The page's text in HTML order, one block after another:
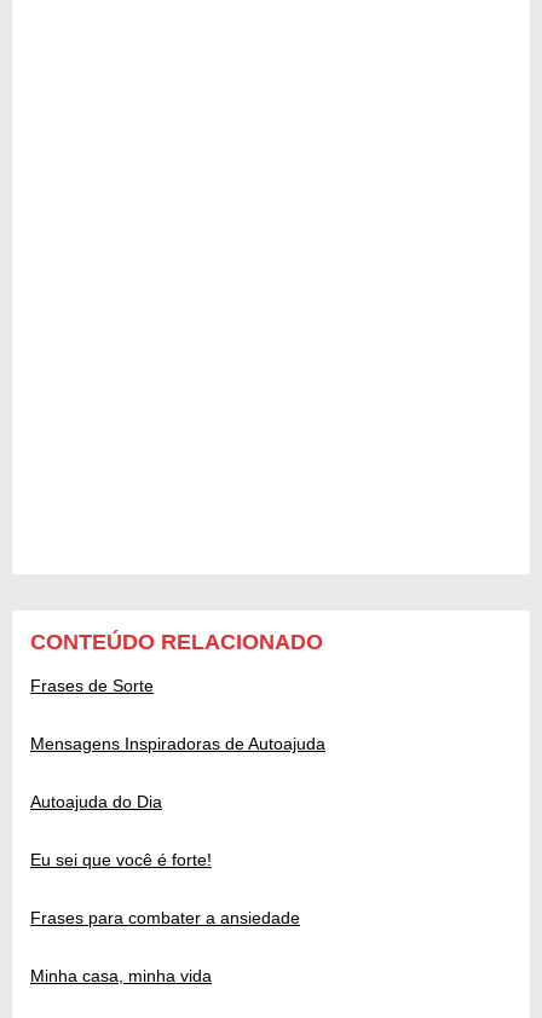
CONTEÚDO RELACIONADO
Frases de Sorte
Mensagens Inspiradoras de Autoajuda
Autoajuda do Dia
Eu sei que você é forte!
Frases para combater a ansiedade
Minha casa, minha vida